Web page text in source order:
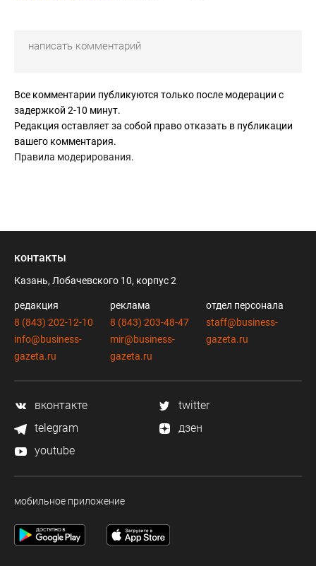
Все комментарии публикуются только после модерации с
задержкой 2-10 минут.
Редакция оставляет за собой право отказать в публикации
вашего комментария.
Правила модерирования.
контакты
Казань, Лобачевского 10, корпус 2
редакция
8 (843) 202-12-10
info@business-
gazeta.ru
реклама
8 (843) 203-48-47
mir@business-
gazeta.ru
отдел персонала
staff@business-
gazeta.ru
вконтакте
twitter
telegram
дзен
youtube
мобильное приложение